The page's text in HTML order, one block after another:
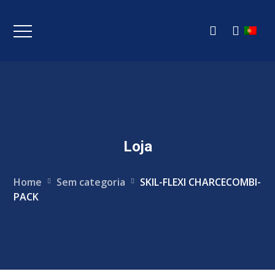
Loja
Home Sem categoria
SKIL-FLEXI CHARCECOMBI-
PACK